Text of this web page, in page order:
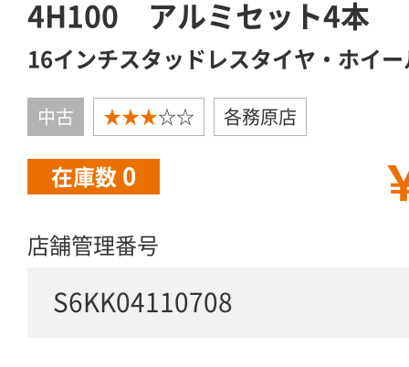
4H100 アルミセット4本
16インチスタッドレスタイヤ・ホイ
中古 ★★★☆☆ 各務原店
在庫数 0
店舗管理番号
S6KK04110708